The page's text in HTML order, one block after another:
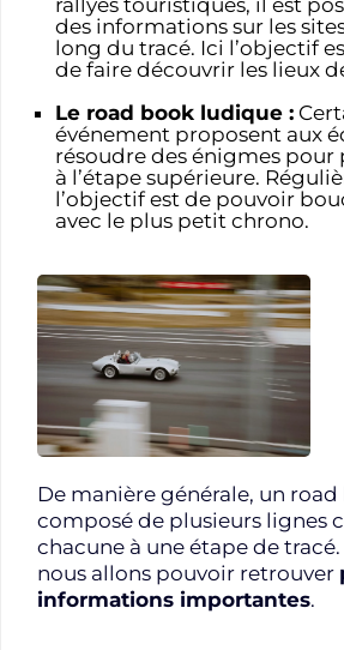
rallyes touristiques, il est
des informations sur les
long du tracé. Ici l’objectif
de faire découvrir les lieux
Le road book ludique :
événement proposent aux
résoudre des énigmes pour
à l’étape supérieure.
l’objectif est de pouvoir
avec le plus petit chrono.
De manière générale, un road
composé de plusieurs lignes
chacune à une étape de
nous allons pouvoir retrouver
informations importantes.